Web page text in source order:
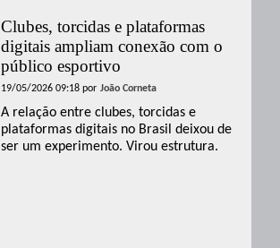
Clubes, torcidas e plataformas
digitais ampliam conexão com o
público esportivo
19/05/2026 09:18 por João Corneta
A relação entre clubes, torcidas e
plataformas digitais no Brasil deixou de
ser um experimento. Virou estrutura.